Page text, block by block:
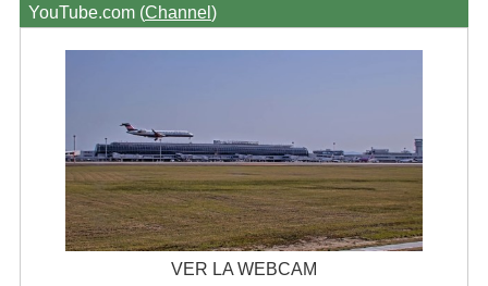
YouTube.com (Channel )
VER LA WEBCAM